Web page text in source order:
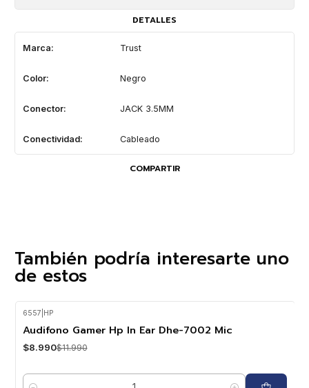
DETALLES
Marca: Trust
Color: Negro
Conector: JACK 3.5MM
Conectividad: Cableado
COMPARTIR
También podría interesarte uno
de estos
6557 HP
Audifono Gamer Hp In Ear Dhe-7002 Mic
$8.990$11.990